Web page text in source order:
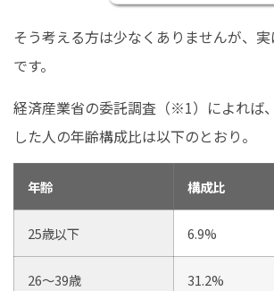
そう考える方は少なくありませんが、
です。
経済産業省の委託調査（※1）によれば
した人の年齢構成比は以下のとおり。
年齢 構成比
25歳以下 6.9%
26～39歳 31.2%